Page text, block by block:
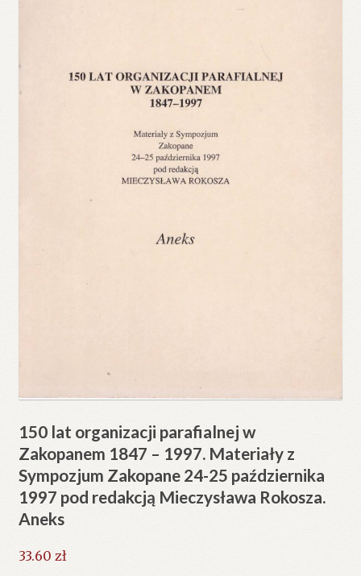
150 lat organizacji parafialnej w
Zakopanem 1847 – 1997. Materiały z
Sympozjum Zakopane 24-25 października
1997 pod redakcją Mieczysława Rokosza.
Aneks
33.60 zł